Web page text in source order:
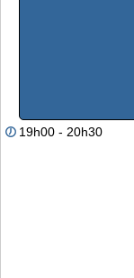
19h00 - 20h30